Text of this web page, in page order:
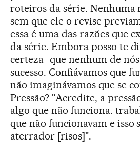
roteiros da série. Nenhuma
sem que ele o revise
essa é uma das razões que
da série. Embora posso te
certeza- que nenhum de nós
sucesso. Confiávamos que
não imaginávamos que se
Pressão? "Acredite, a
algo que não funciona.
que não funcionavam e isso
aterrador [risos]".